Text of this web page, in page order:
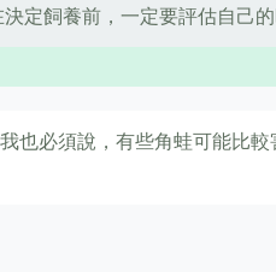
定飼養前，一定要評估自己的
也必須說，有些角蛙可能比